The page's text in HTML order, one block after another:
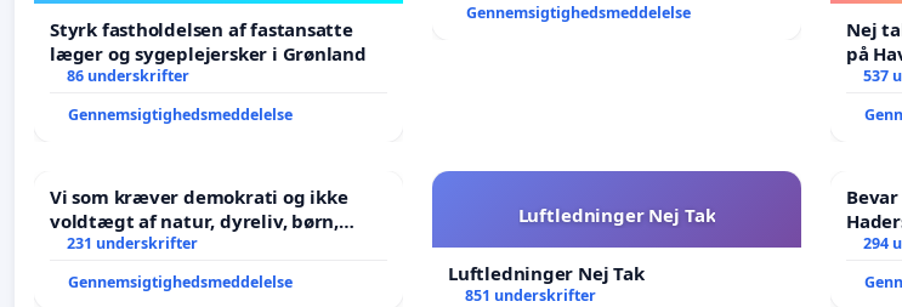
Styrk fastholdelsen af fastansatte
læger og sygeplejersker i Grønland
86 underskrifter
Gennemsigtighedsmeddelelse
Gennemsigtighedsmeddelelse
Nej
på
537
Vi som kræver demokrati og ikke
voldtægt af natur, dyreliv, børn,
unge Borgene har sagt NEJ i mange
231 underskrifter
Gennemsigtighedsmeddelelse
Luftledninger Nej Tak
Luftledninger Nej Tak
851 underskrifter
294